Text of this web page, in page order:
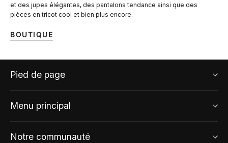
et des jupes élégantes, des pantalons tendance ainsi que des
pièces en tricot cool et bien plus encore.
BOUTIQUE
Pied de page
Menu principal
Notre communauté